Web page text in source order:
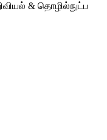
& தொழில்நுட்ப